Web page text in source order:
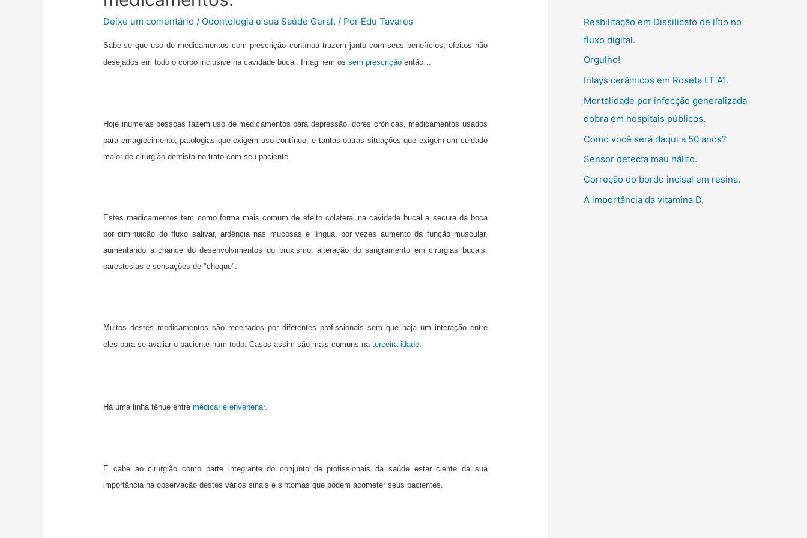
Deixe um comentário / Odontologia e sua Saúde Geral. / Por Edu Tavares
Sabe-se que uso de medicamentos com prescrição contínua trazem junto com seus benefícios, efeitos não
desejados em todo o corpo inclusive na cavidade bucal. Imaginem ossem prescriçãoentão…
Hoje inúmeras pessoas fazem uso de medicamentos para depressão, dores crônicas, medicamentos usados
para emagrecimento, patologias que exigem uso contínuo, e tantas outras situações que exigem um cuidado
maior de cirurgião dentista no trato com seu paciente.
Estes medicamentos tem como forma mais comum de efeito colateral na cavidade bucal a secura da boca
por diminuição do fluxo salivar, ardência nas mucosas e língua, por vezes aumento da função muscular,
aumentando a chance do desenvolvimentos do bruxismo, alteração do sangramento em cirurgias bucais,
parestesias e sensações de "choque".
Muitos destes medicamentos são receitados por diferentes profissionais sem que haja um interação entre
eles para se avaliar o paciente num todo. Casos assim são mais comuns naterceira idade.
Há uma linha tênue entremedicar e envenenar.
E cabe ao cirurgião como parte integrante do conjunto de profissionais da saúde estar ciente da sua
importância na observação destes vários sinais e sintomas que podem acometer seus pacientes.
o
r
i
a
s
Reabilitação em Dissilicato de lítio no
fluxo digital.
Orgulho!
Inlays cerâmicos em Roseta LT A1.
Mortalidade por infecção generalizada
dobra em hospitais públicos.
Como você será daqui a 50 anos?
Sensor detecta mau hálito.
Correção do bordo incisal em resina.
A importância da vitamina D.